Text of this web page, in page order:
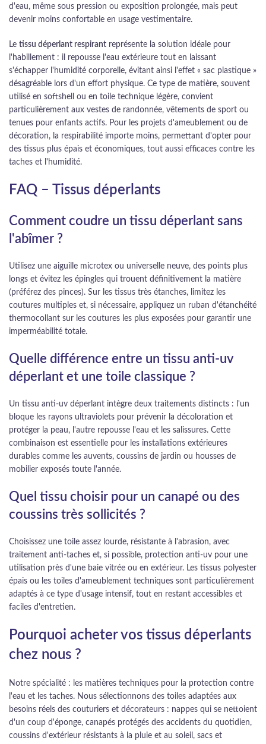
d'eau, même sous pression ou exposition prolongée, mais peut
devenir moins confortable en usage vestimentaire.
Le tissu déperlant respirant représente la solution idéale pour
l'habillement : il repousse l'eau extérieure tout en laissant
s'échapper l'humidité corporelle, évitant ainsi l'effet « sac plastique »
désagréable lors d'un effort physique. Ce type de matière, souvent
utilisé en softshell ou en toile technique légère, convient
particulièrement aux vestes de randonnée, vêtements de sport ou
tenues pour enfants actifs. Pour les projets d'ameublement ou de
décoration, la respirabilité importe moins, permettant d'opter pour
des tissus plus épais et économiques, tout aussi efficaces contre les
taches et l'humidité.
FAQ – Tissus déperlants
Comment coudre un tissu déperlant sans
l'abîmer ?
Utilisez une aiguille microtex ou universelle neuve, des points plus
longs et évitez les épingles qui trouent définitivement la matière
(préférez des pinces). Sur les tissus très étanches, limitez les
coutures multiples et, si nécessaire, appliquez un ruban d'étanchéité
thermocollant sur les coutures les plus exposées pour garantir une
imperméabilité totale.
Quelle différence entre un tissu anti-uv
déperlant et une toile classique ?
Un tissu anti-uv déperlant intègre deux traitements distincts : l'un
bloque les rayons ultraviolets pour prévenir la décoloration et
protéger la peau, l'autre repousse l'eau et les salissures. Cette
combinaison est essentielle pour les installations extérieures
durables comme les auvents, coussins de jardin ou housses de
mobilier exposés toute l'année.
Quel tissu choisir pour un canapé ou des
coussins très sollicités ?
Choisissez une toile assez lourde, résistante à l'abrasion, avec
traitement anti-taches et, si possible, protection anti-uv pour une
utilisation près d'une baie vitrée ou en extérieur. Les tissus polyester
épais ou les toiles d'ameublement techniques sont particulièrement
adaptés à ce type d'usage intensif, tout en restant accessibles et
faciles d'entretien.
Pourquoi acheter vos tissus déperlants
chez nous ?
Notre spécialité : les matières techniques pour la protection contre
l'eau et les taches. Nous sélectionnons des toiles adaptées aux
besoins réels des couturiers et décorateurs : nappes qui se nettoient
d'un coup d'éponge, canapés protégés des accidents du quotidien,
coussins d'extérieur résistants à la pluie et au soleil, sacs et